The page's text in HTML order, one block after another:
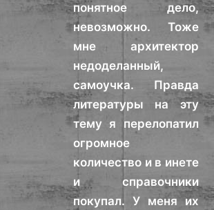
понятное дело,
невозможно. Тоже
мне архитектор
недоделанный,
самоучка. Правда
литературы на эту
тему я перелопатил
огромное
количество и в инете
и справочники
покупал. У меня их